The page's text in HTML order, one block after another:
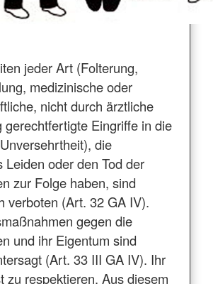
jeder Art (Folterung,
medizinische oder
nicht durch ärztliche
gerechtfertigte Eingriffe in die
die
Leiden oder den Tod der
zur Folge haben, sind
verboten (Art. 32 GA IV).
gegen die
und ihr Eigentum sind
(Art. 33 III GA IV). Ihr
zu respektieren. Aus diesem